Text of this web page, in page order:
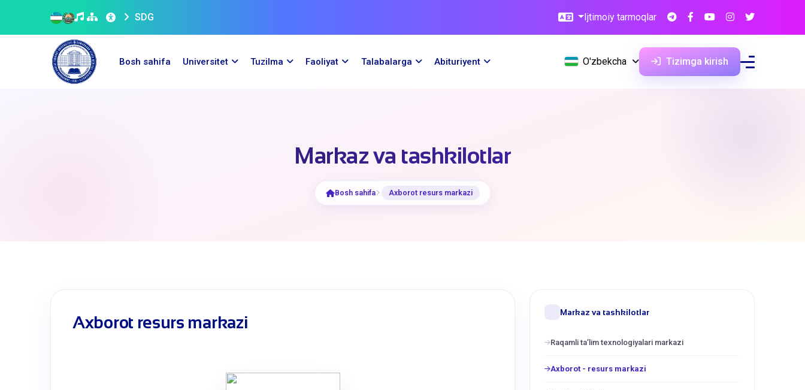
SDG Ijtimoiy tarmoqlar
Bosh sahifa Universitet Tuzilma Faoliyat Talabalarga Abituriyent O'zbekcha Tizimga kirish
Markaz va tashkilotlar
Bosh sahifa Axborot resurs markazi
Axborot resurs markazi
Markaz va tashkilotlar
Raqamli ta’lim texnologiyalari markazi
Axborot - resurs markazi